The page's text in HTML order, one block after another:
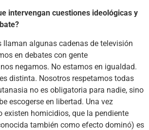
intervengan cuestiones ideológicas y
llaman algunas cadenas de televisión
en debates con gente
negamos. No estamos en igualdad.
distinta. Nosotros respetamos todas
no es obligatoria para nadie, sino
escogerse en libertad. Una vez
existen homicidios, que la pendiente
también como efecto dominó) es